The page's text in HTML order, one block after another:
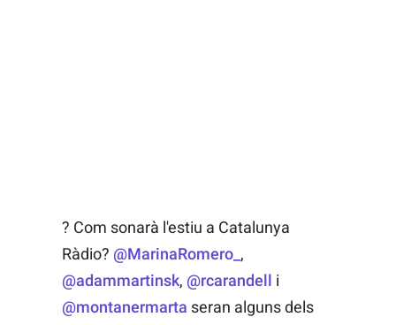
? Com sonarà l'estiu a Catalunya
Ràdio? @MarinaRomero_ ,
@adammartinsk, @rcarandell i
@montanermarta seran alguns dels